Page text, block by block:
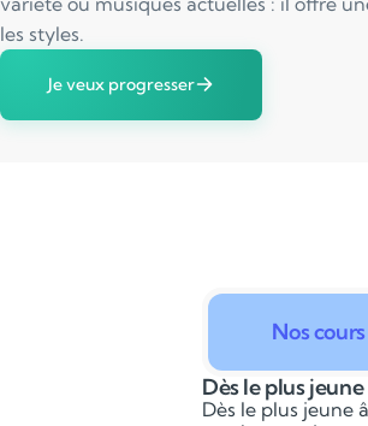
les styles.
Je veux progresser
Nos
Dès le plus
Dès le plus jeune